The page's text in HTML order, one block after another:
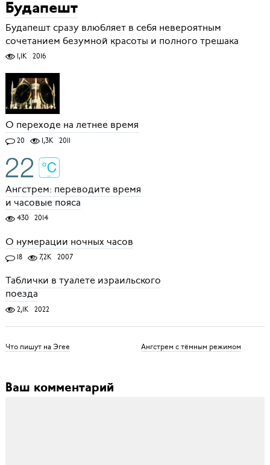
Будапешт
Будапешт сразу влюбляет в себя невероятным
сочетанием безумной красоты и полного трешака
1,1K 2016
О переходе на летнее время
20 1,3K 2011
Ангстрем: переводите время
и часовые пояса
430 2014
О нумерации ночных часов
18 7,2K 2007
Таблички в туалете израильского
поезда
2,1K 2022
Что пишут на Эгее Ангстрем с тёмным режимом
Ваш комментарий